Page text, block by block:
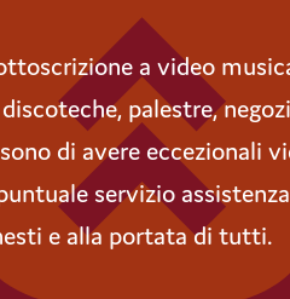
a video
palestre, negozi
di avere eccezionali
servizio assistenza
e alla portata di tutti.